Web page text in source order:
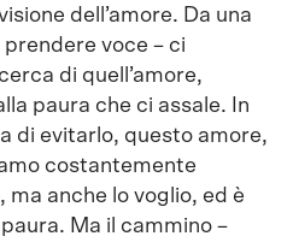
dell’amore. Da una
voce – ci
di quell’amore,
paura che ci assale. In
di evitarlo, questo amore,
costantemente
ma anche lo voglio, ed è
Ma il cammino –